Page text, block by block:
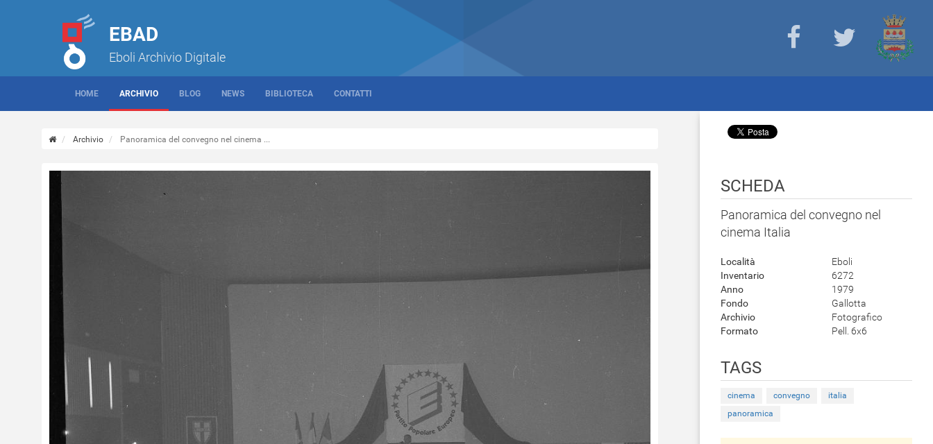
EBAD
Eboli Archivio Digitale
HOME ARCHIVIO BLOG NEWS BIBLIOTECA CONTATTI
Archivio Panoramica del convegno nel cinema ...
SCHEDA
Panoramica del convegno nel
cinema Italia
Località
Eboli
Inventario
6272
Anno
1979
Fondo
Gallotta
Archivio
Fotografico
Formato
Pell. 6x6
TAGS
cinema convegno
italia
panoramica